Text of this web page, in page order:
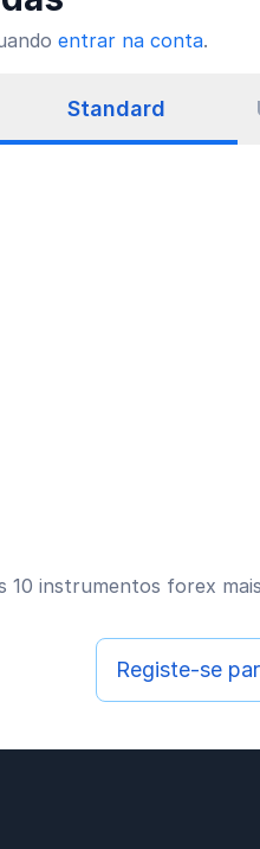
entrar na conta.
Standard
10 instrumentos forex
Registe-se